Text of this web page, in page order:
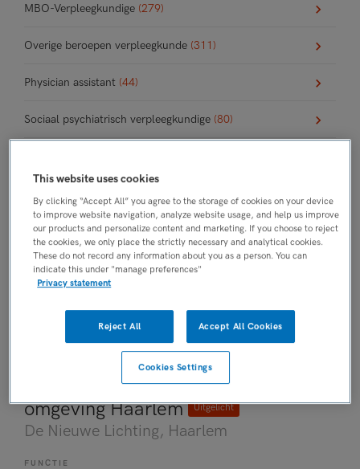
MBO-Verpleegkundige (279)
Overige beroepen verpleegkunde (311)
Physician assistant (44)
Sociaal psychiatrisch verpleegkundige (80)
Toon alle 48 functiegebieden
We hebben1738vacatures voor je gevonden
03-08-2026
Zorgbegeleider complexe zorg in
omgeving Haarlem Uitgelicht
De Nieuwe Lichting, Haarlem
FUNCTIE
This website uses cookies
By clicking “Accept All” you agree to the storage of cookies on your device
to improve website navigation, analyze website usage, and help us improve
our products and personalize content and marketing. If you choose to reject
the cookies, we only place the strictly necessary and analytical cookies.
These do not record any information about you as a person. You can
indicate this under "manage preferences"
Privacy statement
Reject All Accept All Cookies
Cookies Settings